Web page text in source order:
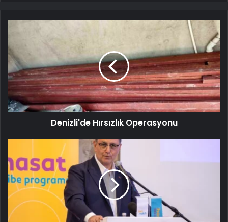
Denizli'de Hırsızlık Operasyonu